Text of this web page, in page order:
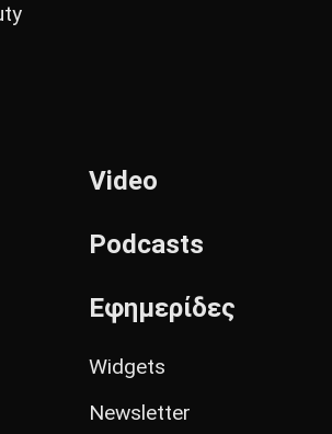
Video
Podcasts
Εφημερίδες
Widgets
Newsletter